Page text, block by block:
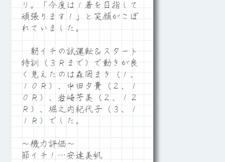
リ。「今度は１着を目指して
頑張ります！」と笑顔がこぼ
れていました。
朝イチの試運転＆スタート
特訓（３Ｒまで）で動きが良
く見えたのは森岡まき（１、
１０Ｒ）、中田夕貴（２、１
０Ｒ）、岩崎芳美（２、１２
Ｒ）、堀之内紀代子（３、１
１Ｒ）でした。
～機力評価～
節イチ！…安達美帆